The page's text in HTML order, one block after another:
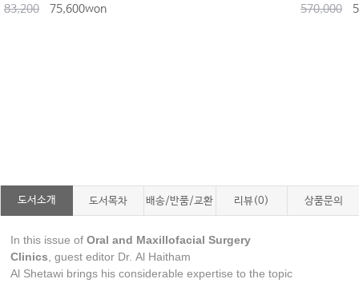
83,200
75,600won
570,000
도서소개 도서목차 배송/반품/교환 리뷰(0) 상품문의
In this issue ofOral and Maxillofacial Surgery
Clinics, guest editor Dr. Al Haitham
Al Shetawi brings his considerable expertise to the topic